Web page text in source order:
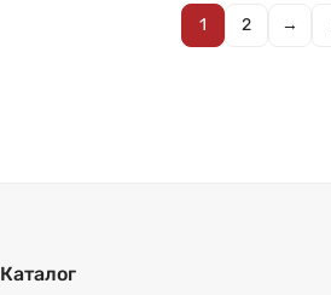
1 2 →
Каталог